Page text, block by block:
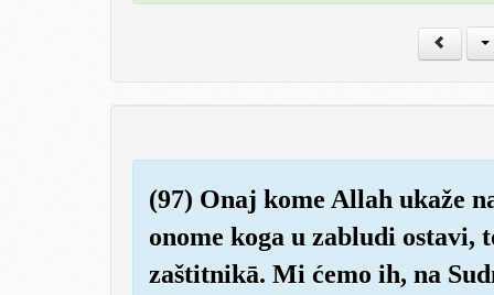
(97) Onaj kome Allah ukaže
onome koga u zabludi ostavi,
zaštitnikā. Mi ćemo ih, na